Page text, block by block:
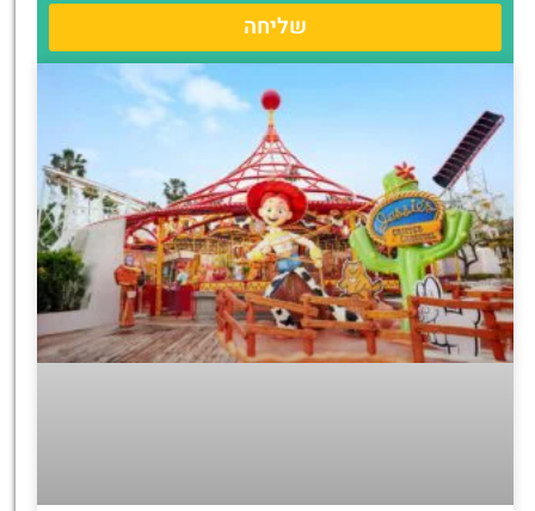
שליחה